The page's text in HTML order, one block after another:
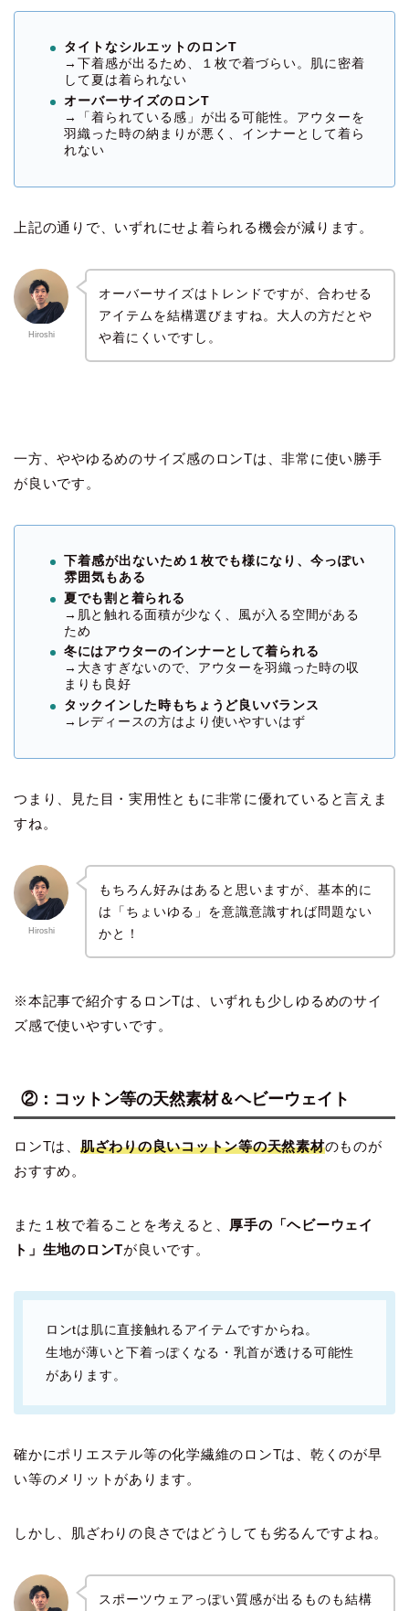
タイトなシルエットのロンT
→下着感が出るため、１枚で着づらい。肌に密着
して夏は着られない
オーバーサイズのロンT
→「着られている感」が出る可能性。アウターを
羽織った時の納まりが悪く、インナーとして着ら
れない
上記の通りで、いずれにせよ着られる機会が減ります。
Hiroshi
オーバーサイズはトレンドですが、合わせる
アイテムを結構選びますね。大人の方だとや
や着にくいですし。
一方、ややゆるめのサイズ感のロンTは、非常に使い勝手
が良いです。
下着感が出ないため１枚でも様になり、今っぽい
雰囲気もある
夏でも割と着られる
→肌と触れる面積が少なく、風が入る空間がある
ため
冬にはアウターのインナーとして着られる
→大きすぎないので、アウターを羽織った時の収
まりも良好
タックインした時もちょうど良いバランス
→レディースの方はより使いやすいはず
つまり、見た目・実用性ともに非常に優れていると言えま
すね。
Hiroshi
もちろん好みはあると思いますが、基本的に
は「ちょいゆる」を意識意識すれば問題ない
かと！
※本記事で紹介するロンTは、いずれも少しゆるめのサイ
ズ感で使いやすいです。
②：コットン等の天然素材＆ヘビーウェイト
ロンTは、 肌ざわりの良いコットン等の天然素材のものが
おすすめ。
また１枚で着ることを考えると、 厚手の「ヘビーウェイ
ト」生地のロンTが良いです。
ロンtは肌に直接触れるアイテムですからね。
生地が薄いと下着っぽくなる・乳首が透ける可能性
があります。
確かにポリエステル等の化学繊維のロンTは、乾くのが早
い等のメリットがあります。
しかし、肌ざわりの良さではどうしても劣るんですよね。
スポーツウェアっぽい質感が出るものも結構